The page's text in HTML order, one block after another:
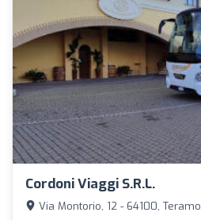
Cordoni Viaggi S.r.l.
Via Montorio, 12 - 64100, Teramo